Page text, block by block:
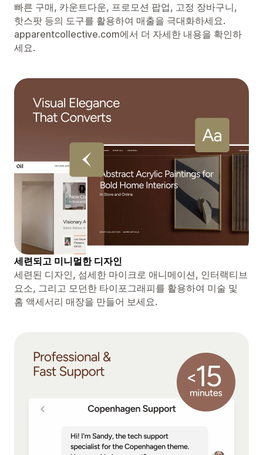
빠른 구매, 카운트다운, 프로모션 팝업, 고정 장바구니,
핫스팟 등의 도구를 활용하여 매출을 극대화하세요.
apparentcollective.com에서 더 자세한 내용을 확인하
세요.
세련되고 미니멀한 디자인
세련된 디자인, 섬세한 마이크로 애니메이션, 인터랙티브
요소, 그리고 모던한 타이포그래피를 활용하여 미술 및
홈 액세서리 매장을 만들어 보세요.